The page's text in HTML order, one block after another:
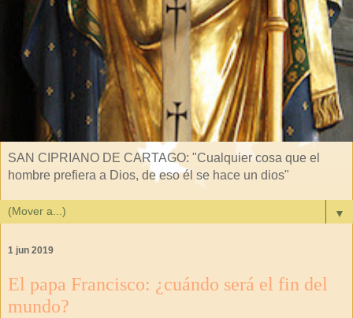
SAN CIPRIANO DE CARTAGO: "Cualquier cosa que el
hombre prefiera a Dios, de eso él se hace un dios"
▼
1 jun 2019
El papa Francisco: ¿cuándo será el fin del
mundo?